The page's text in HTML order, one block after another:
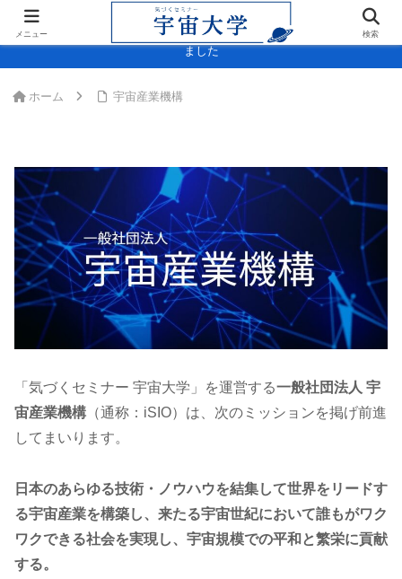
＞＞内閣府「宇宙スキル標準(決定版)」に宇宙大学・宇宙検定が掲載され
ました
ホーム 宇宙産業機構
「気づくセミナー 宇宙大学」を運営する一般社団法人 宇
宙産業機構 （通称：iSIO）は、次のミッションを掲げ前進
してまいります。
日本のあらゆる技術・ノウハウを結集して世界をリードす
る宇宙産業を構築し、来たる宇宙世紀において誰もがワク
ワクできる社会を実現し、宇宙規模での平和と繁栄に貢献
する。
メニュー 検索